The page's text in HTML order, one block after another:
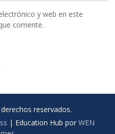
y web en este
comente.
reservados.
| Education Hub por WEN